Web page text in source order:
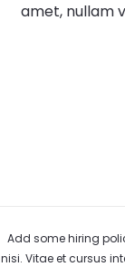
amet, nullam
Add some hiring
nisi. Vitae et cursus